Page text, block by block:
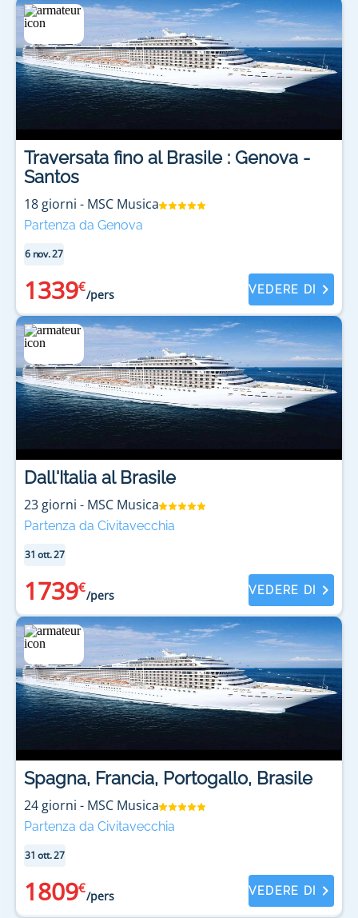
Traversata fino al Brasile : Genova -
Santos
18 giorni - MSC Musica
Partenza da Genova
6 nov. 27
1339€
/pers VEDERE DI
Dall'Italia al Brasile
23 giorni - MSC Musica
Partenza da Civitavecchia
31 ott. 27
1739€
/pers VEDERE DI
Spagna, Francia, Portogallo, Brasile
24 giorni - MSC Musica
Partenza da Civitavecchia
31 ott. 27
1809€
/pers VEDERE DI